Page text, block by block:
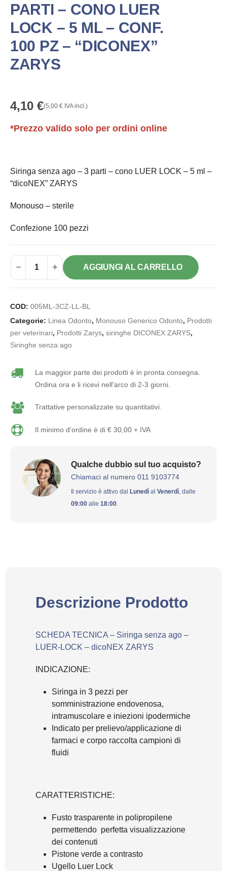
PARTI – CONO LUER
LOCK – 5 ML – CONF.
100 PZ – “DICONEX”
ZARYS
4,10 €(5,00 € IVA incl.)
*Prezzo valido solo per ordini online
Siringa senza ago – 3 parti – cono LUER LOCK – 5 ml –
“dicoNEX” ZARYS
Monouso – sterile
Confezione 100 pezzi
AGGIUNGI AL CARRELLO
COD: 005ML-3CZ-LL-BL
Categorie:
Linea Odonto, Monouso Generico Odonto, Prodotti
per veterinari, Prodotti Zarys, siringhe DICONEX ZARYS,
Siringhe senza ago
La maggior parte dei prodotti è in pronta consegna.
Ordina ora e li ricevi nell'arco di 2-3 giorni.
Trattative personalizzate su quantitativi.
Il minimo d'ordine è di € 30,00 + IVA
Qualche dubbio sul tuo acquisto?
Chiamaci al numero 011 9103774
Il servizio è attivo dal Lunedì al Venerdì, dalle
09:00 alle 18:00.
Descrizione Prodotto
SCHEDA TECNICA – Siringa senza ago –
LUER-LOCK – dicoNEX ZARYS
INDICAZIONE:
Siringa in 3 pezzi per
somministrazione endovenosa,
intramuscolare e iniezioni ipodermiche
Indicato per prelievo/applicazione di
farmaci e corpo raccolta campioni di
fluidi
CARATTERISTICHE:
Fusto trasparente in polipropilene
permettendo perfetta visualizzazione
dei contenuti
Pistone verde a contrasto
Ugello Luer Lock